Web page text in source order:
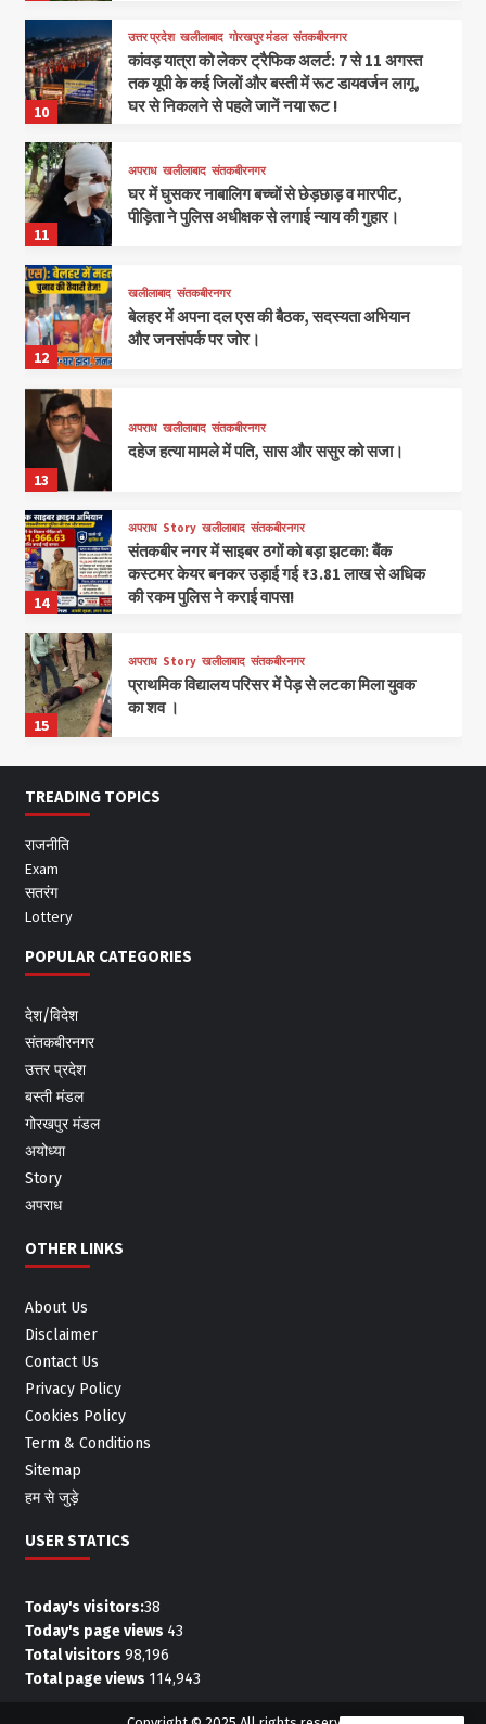
10
उत्तर प्रदेश खलीलाबाद गोरखपुर मंडल संतकबीरनगर
कांवड़ यात्रा को लेकर ट्रैफिक अलर्ट: 7 से 11 अगस्त
तक यूपी के कई जिलों और बस्ती में रूट डायवर्जन लागू,
घर से निकलने से पहले जानें नया रूट !
11
अपराध खलीलाबाद संतकबीरनगर
घर में घुसकर नाबालिग बच्चों से छेड़छाड़ व मारपीट,
पीड़िता ने पुलिस अधीक्षक से लगाई न्याय की गुहार।
12
खलीलाबाद संतकबीरनगर
बेलहर में अपना दल एस की बैठक, सदस्यता अभियान
और जनसंपर्क पर जोर।
13
अपराध खलीलाबाद संतकबीरनगर
दहेज हत्या मामले में पति, सास और ससुर को सजा।
14
अपराध Story खलीलाबाद संतकबीरनगर
संतकबीर नगर में साइबर ठगों को बड़ा झटका: बैंक
कस्टमर केयर बनकर उड़ाई गई ₹3.81 लाख से अधिक
की रकम पुलिस ने कराई वापस!
15
अपराध Story खलीलाबाद संतकबीरनगर
प्राथमिक विद्यालय परिसर में पेड़ से लटका मिला युवक
का शव ।
TREADING TOPICS
राजनीति
Exam
सतरंग
Lottery
POPULAR CATEGORIES
देश/विदेश
संतकबीरनगर
उत्तर प्रदेश
बस्ती मंडल
गोरखपुर मंडल
अयोध्या
Story
अपराध
OTHER LINKS
About Us
Disclaimer
Contact Us
Privacy Policy
Cookies Policy
Term & Conditions
Sitemap
हम से जुड़े
USER STATICS
Today's visitors:38
Today's page views 43
Total visitors 98,196
Total page views 114,943